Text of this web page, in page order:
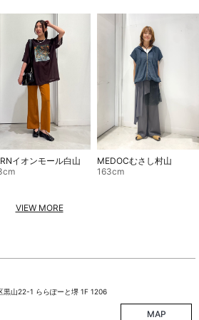
イオンモール白山
MEDOCむさし村山
163cm
VIEW MORE
山22-1 ららぽーと堺 1F 1206
MAP